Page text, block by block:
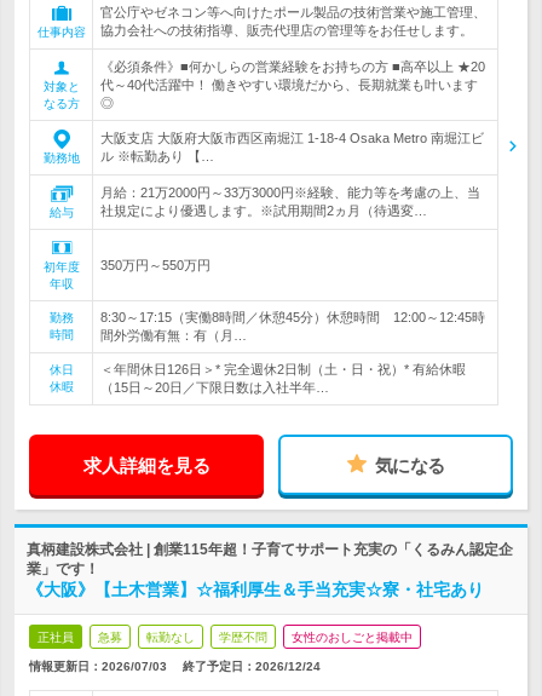
仕事内容
官公庁やゼネコン等へ向けたポール製品の技術営業や施工管理、
協力会社への技術指導、販売代理店の管理等をお任せします。
対象と
なる方
《必須条件》■何かしらの営業経験をお持ちの方 ■高卒以上 ★20
代～40代活躍中！ 働きやすい環境だから、長期就業も叶います
◎
勤務地
大阪支店 大阪府大阪市西区南堀江 1-18-4 Osaka Metro 南堀江ビ
ル ※転勤あり 【…
給与
月給：21万2000円～33万3000円※経験、能力等を考慮の上、当
社規定により優遇します。※試用期間2ヵ月（待遇変…
初年度
年収
350万円～550万円
勤務
時間
8:30～17:15（実働8時間／休憩45分）休憩時間 12:00～12:45時
間外労働有無：有（月…
休日
休暇
＜年間休日126日＞* 完全週休2日制（土・日・祝）* 有給休暇
（15日～20日／下限日数は入社半年…
求人詳細を見る 気になる
真柄建設株式会社 | 創業115年超！子育てサポート充実の「くるみん認定企
業」です！
《大阪》【土木営業】☆福利厚生＆手当充実☆寮・社宅あり
正社員 急募 転勤なし 学歴不問 女性のおしごと掲載中
情報更新日：2026/07/03 終了予定日： 2026/12/24